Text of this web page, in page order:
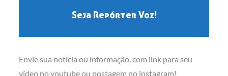
Seja Repórter Voz!
Envie sua notícia ou informação, com link para seu
vídeo no youtube ou postagem no instagram!